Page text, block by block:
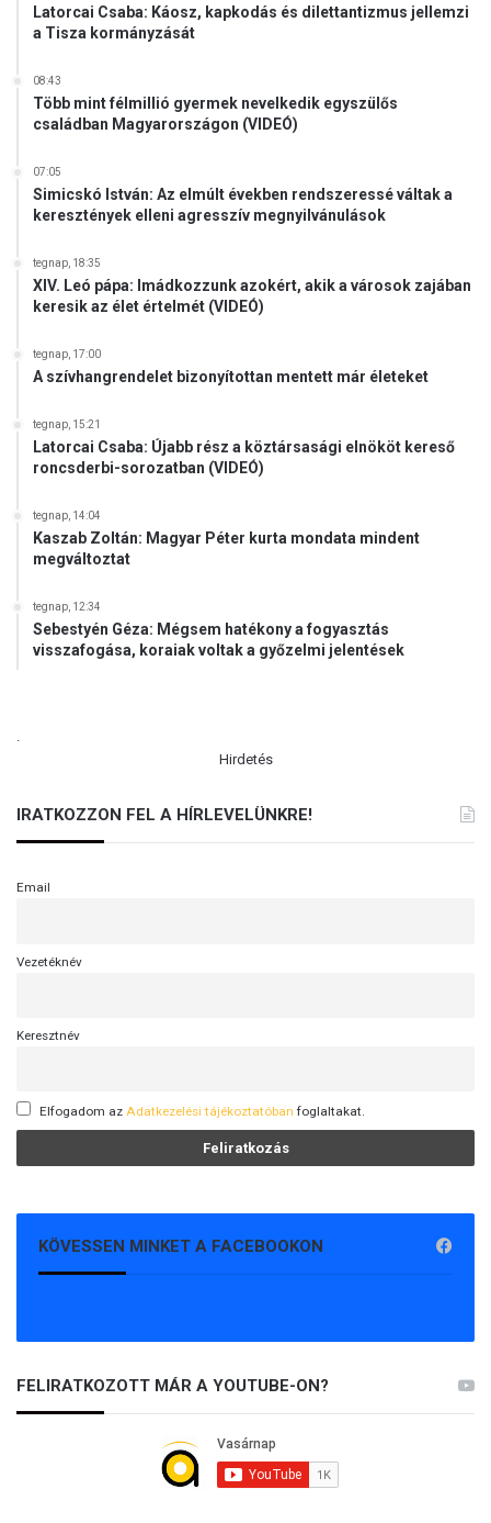
Latorcai Csaba: Káosz, kapkodás és dilettantizmus jellemzi
a Tisza kormányzását
08:43
Több mint félmillió gyermek nevelkedik egyszülős
családban Magyarországon (VIDEÓ)
07:05
Simicskó István: Az elmúlt években rendszeressé váltak a
keresztények elleni agresszív megnyilvánulások
tegnap, 18:35
XIV. Leó pápa: Imádkozzunk azokért, akik a városok zajában
keresik az élet értelmét (VIDEÓ)
tegnap, 17:00
A szívhangrendelet bizonyítottan mentett már életeket
tegnap, 15:21
Latorcai Csaba: Újabb rész a köztársasági elnököt kereső
roncsderbi-sorozatban (VIDEÓ)
tegnap, 14:04
Kaszab Zoltán: Magyar Péter kurta mondata mindent
megváltoztat
tegnap, 12:34
Sebestyén Géza: Mégsem hatékony a fogyasztás
visszafogása, koraiak voltak a győzelmi jelentések
.
Hirdetés
IRATKOZZON FEL A HÍRLEVELÜNKRE!
Email
Vezetéknév
Keresztnév
Elfogadom az Adatkezelési tájékoztatóban foglaltakat.
KÖVESSEN MINKET A FACEBOOKON
FELIRATKOZOTT MÁR A YOUTUBE-ON?